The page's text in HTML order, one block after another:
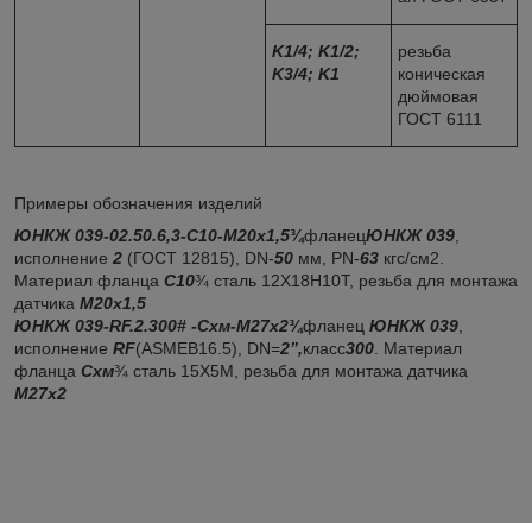
K1/4; K1/2;
K3/4; K1
резьба
коническая
дюймовая
ГОСТ 6111
Примеры обозначения изделий
ЮНКЖ 039-02.50.6,3-C10-М20х1,5¾фланецЮНКЖ 039
исполнение 2 (ГОСТ 12815), DN-50 мм, PN-63 кгс/см2.
Материал фланца С10¾ сталь 12Х18Н10Т, резьба для монтажа
датчика М20х1,5
ЮНКЖ 039-RF.2.300# -Cхм-М27х2¾фланец ЮНКЖ 039
исполнение RF(ASMEB16.5), DN=2’’,класс300 . Материал
фланца Схм¾ сталь 15Х5М, резьба для монтажа датчика
М27х2